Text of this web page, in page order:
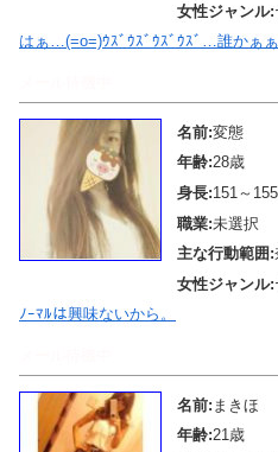
女性ジャンル:
はぁ…(=o=)ｳｽﾞｳｽﾞｳｽﾞｳｽﾞ…誰かぁ
名前:変態
年齢:28歳
身長:151～155
職業:未選択
主な行動範囲:
女性ジャンル:
ﾉｰﾏﾙは興味ないから。
名前: まきほ
年齢:21歳